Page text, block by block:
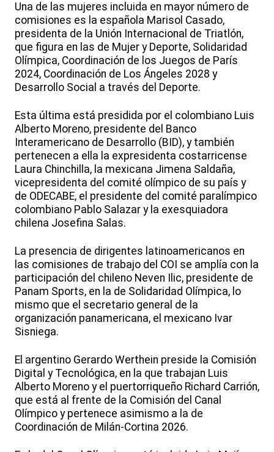
Una de las mujeres incluida en mayor número de
comisiones es la española Marisol Casado,
presidenta de la Unión Internacional de Triatlón,
que figura en las de Mujer y Deporte, Solidaridad
Olímpica, Coordinación de los Juegos de París
2024, Coordinación de Los Ángeles 2028 y
Desarrollo Social a través del Deporte.
Esta última está presidida por el colombiano Luis
Alberto Moreno, presidente del Banco
Interamericano de Desarrollo (BID), y también
pertenecen a ella la expresidenta costarricense
Laura Chinchilla, la mexicana Jimena Saldaña,
vicepresidenta del comité olímpico de su país y
de ODECABE, el presidente del comité paralímpico
colombiano Pablo Salazar y la exesquiadora
chilena Josefina Salas.
La presencia de dirigentes latinoamericanos en
las comisiones de trabajo del COI se amplía con la
participación del chileno Neven Ilic, presidente de
Panam Sports, en la de Solidaridad Olímpica, lo
mismo que el secretario general de la
organización panamericana, el mexicano Ivar
Sisniega.
El argentino Gerardo Werthein preside la Comisión
Digital y Tecnológica, en la que trabajan Luis
Alberto Moreno y el puertorriqueño Richard Carrión,
que está al frente de la Comisión del Canal
Olímpico y pertenece asimismo a la de
Coordinación de Milán-Cortina 2026.